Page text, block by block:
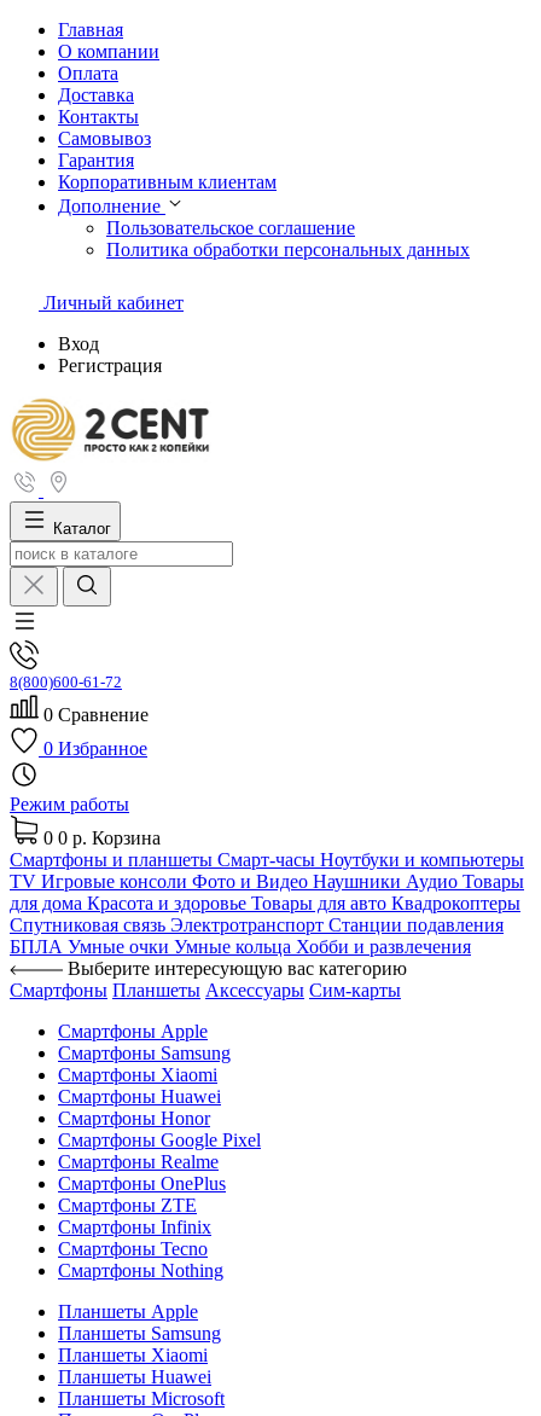
Главная
О компании
Оплата
Доставка
Контакты
Самовывоз
Гарантия
Корпоративным клиентам
Дополнение
Пользовательское соглашение
Политика обработки персональных данных
Личный кабинет
Вход
Регистрация
Каталог
8(800)600-61-72
0 Сравнение
0 Избранное
Режим работы
0 0 р. Корзина
Смартфоны и планшеты Смарт-часы Ноутбуки и компьютеры
TV Игровые консоли Фото и Видео Наушники Аудио Товары
для дома Красота и здоровье Товары для авто Квадрокоптеры
Спутниковая связь Электротранспорт Станции подавления
БПЛА Умные очки Умные кольца Хобби и развлечения
Выберите интересующую вас категорию
Смартфоны Планшеты Аксессуары Сим-карты
Смартфоны Apple
Смартфоны Samsung
Смартфоны Xiaomi
Смартфоны Huawei
Смартфоны Honor
Смартфоны Google Pixel
Смартфоны Realme
Смартфоны OnePlus
Смартфоны ZTE
Смартфоны Infinix
Смартфоны Tecno
Смартфоны Nothing
Планшеты Apple
Планшеты Samsung
Планшеты Xiaomi
Планшеты Huawei
Планшеты Microsoft